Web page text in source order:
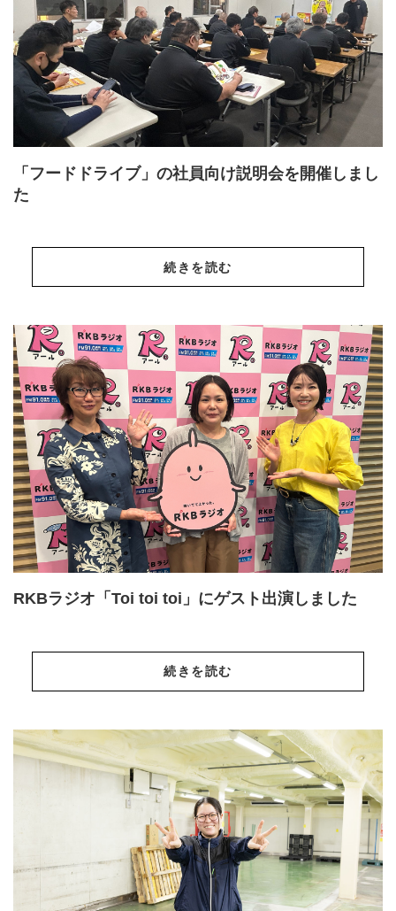
「フードドライブ」の社員向け説明会を開催しまし
た
続きを読む
RKBラジオ「Toi toi toi」にゲスト出演しました
続きを読む